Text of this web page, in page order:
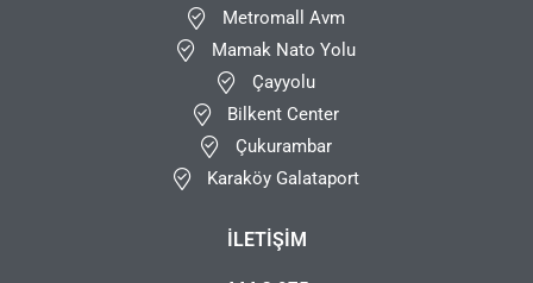
Metromall Avm
Mamak Nato Yolu
Çayyolu
Bilkent Center
Çukurambar
Karaköy Galataport
İLETIŞIM